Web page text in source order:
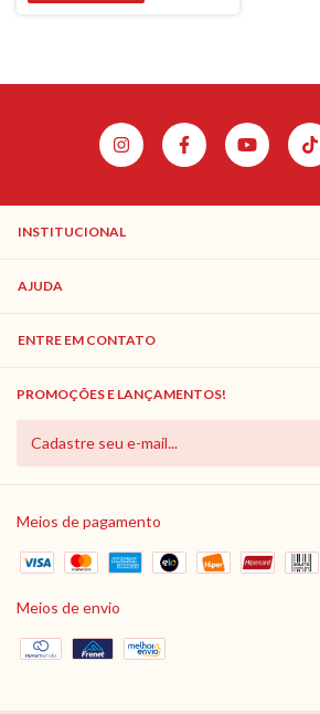
INSTITUCIONAL
AJUDA
ENTRE EM CONTATO
PROMOÇÕES E LANÇAMENTOS!
Meios de pagamento
Meios de envio